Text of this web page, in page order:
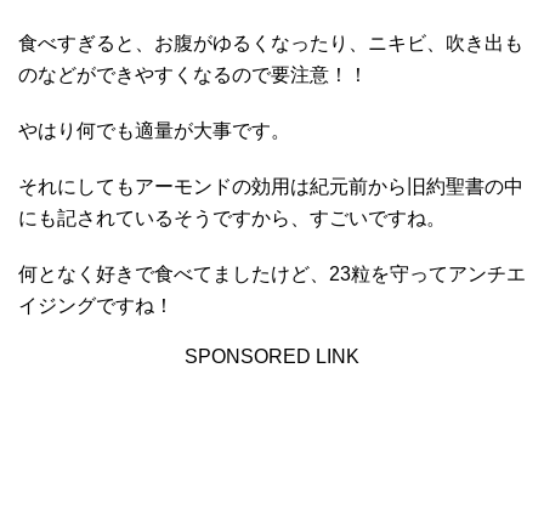
食べすぎると、お腹がゆるくなったり、ニキビ、吹き出も
のなどができやすくなるので要注意！！
やはり何でも適量が大事です。
それにしてもアーモンドの効用は紀元前から旧約聖書の中
にも記されているそうですから、すごいですね。
何となく好きで食べてましたけど、23粒を守ってアンチエ
イジングですね！
SPONSORED LINK